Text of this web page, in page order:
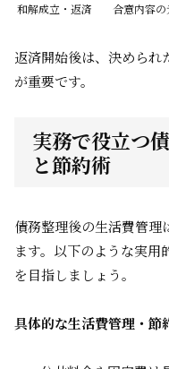
和解成立・返済
合意内容
返済開始後は、決められ
が重要です。
実務で役立つ
と節約術
債務整理後の生活費管理
ます。以下のような実用
を目指しましょう。
具体的な生活費管理・節